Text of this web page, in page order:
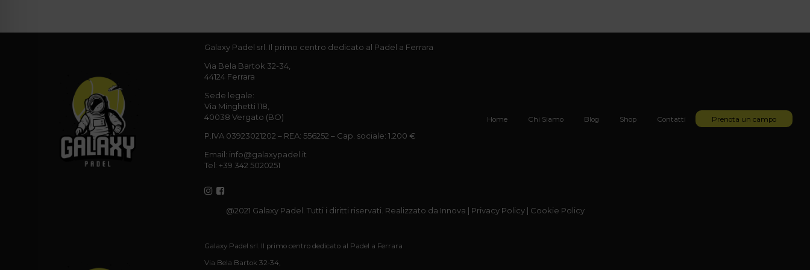
Galaxy Padel srl. Il primo centro dedicato al Padel a Ferrara
Via Bela Bartok 32-34,
44124 Ferrara
Sede legale:
Via Minghetti 118,
40038 Vergato (BO)
P.IVA 03923021202 – REA: 556252 – Cap. sociale: 1.200 €
Email: info@galaxypadel.it
Tel: +39 342 5020251
Home Chi Siamo Blog Shop Contatti Prenota un campo
@2021 Galaxy Padel. Tutti i diritti riservati. Realizzato da Innova | Privacy Policy| Cookie Policy
Galaxy Padel srl. Il primo centro dedicato al Padel a Ferrara
Via Bela Bartok 32-34,